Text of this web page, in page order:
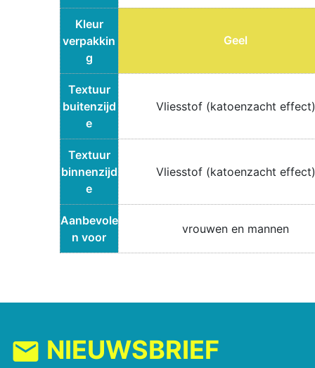
Kleur
verpakkin
g
Geel
Textuur
buitenzijd
e
Vliesstof (katoenzacht effect)
Textuur
binnenzijd
e
Vliesstof (katoenzacht effect)
Aanbevole
n voor
vrouwen en mannen
mail NIEUWSBRIEF